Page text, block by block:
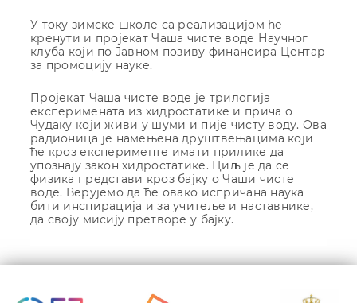
У току зимске школе са реализацијом ће
кренути и пројекат Чаша чисте воде Научног
клуба који по Јавном позиву финансира Центар
за промоцију науке.
Пројекат Чаша чисте воде је трилогија
експеримената из хидростатике и прича о
Чудаку који живи у шуми и пије чисту воду. Ова
радионица је намењена друштвењацима који
ће кроз експерименте имати прилике да
упознају закон хидростатике. Циљ је да се
физика представи кроз бајку о Чаши чисте
воде. Верујемо да ће овако испричана наука
бити инспирација и за учитеље и наставнике,
да своју мисију претворе у бајку.
Кретање